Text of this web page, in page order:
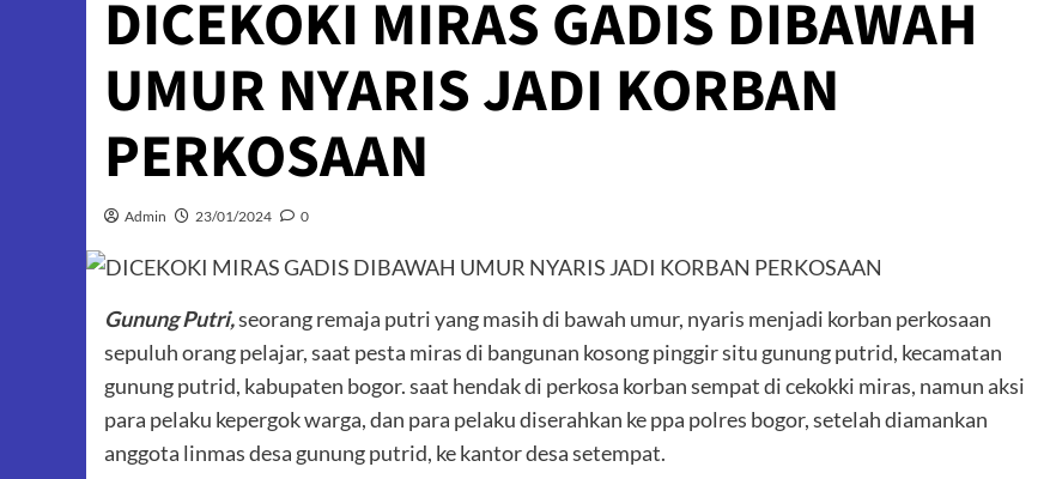
DICEKOKI MIRAS GADIS DIBAWAH
UMUR NYARIS JADI KORBAN
PERKOSAAN
Admin 23/01/2024 0
Gunung Putri,seorang remaja putri yang masih di bawah umur, nyaris menjadi korban perkosaan
sepuluh orang pelajar, saat pesta miras di bangunan kosong pinggir situ gunung putrid, kecamatan
gunung putrid, kabupaten bogor. saat hendak di perkosa korban sempat di cekokki miras, namun aksi
para pelaku kepergok warga, dan para pelaku diserahkan ke ppa polres bogor, setelah diamankan
anggota linmas desa gunung putrid, ke kantor desa setempat.